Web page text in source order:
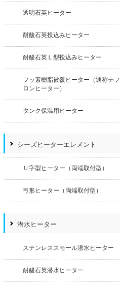
透明石英ヒーター
耐酸石英投込みヒーター
耐酸石英Ｌ型投込みヒーター
フッ素樹脂被覆ヒーター（通称テフ
ロンヒーター）
タンク保温用ヒーター
シーズヒーターエレメント
Ｕ字型ヒーター（両端取付型）
弓形ヒーター（両端取付型）
潜水ヒーター
ステンレススモール潜水ヒーター
耐酸石英潜水ヒーター